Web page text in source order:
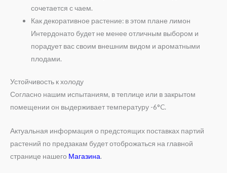
сочетается с чаем.
Как декоративное растение: в этом плане лимон
Интердонато будет не менее отличным выбором и
порадует вас своим внешним видом и ароматными
плодами.
Устойчивость к холоду
Согласно нашим испытаниям, в теплице или в закрытом
помещении он выдерживает температуру -6°C.
Актуальная информация о предстоящих поставках партий
растений по предзакам будет отоброжаться на главной
странице нашего Магазина.